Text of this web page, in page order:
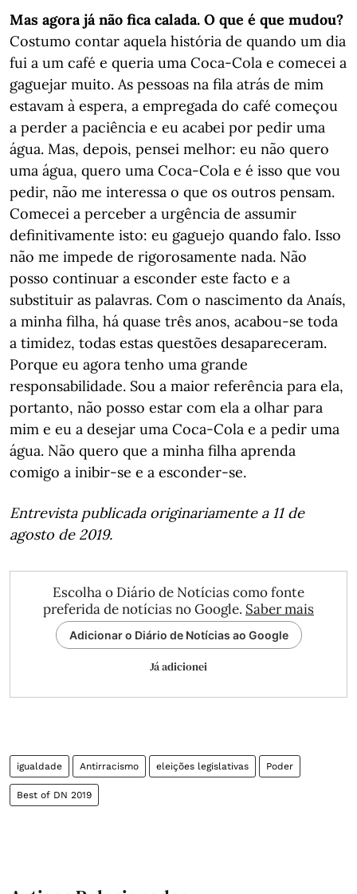
Mas agora já não fica calada. O que é que mudou?
Costumo contar aquela história de quando um dia
fui a um café e queria uma Coca-Cola e comecei a
gaguejar muito. As pessoas na fila atrás de mim
estavam à espera, a empregada do café começou
a perder a paciência e eu acabei por pedir uma
água. Mas, depois, pensei melhor: eu não quero
uma água, quero uma Coca-Cola e é isso que vou
pedir, não me interessa o que os outros pensam.
Comecei a perceber a urgência de assumir
definitivamente isto: eu gaguejo quando falo. Isso
não me impede de rigorosamente nada. Não
posso continuar a esconder este facto e a
substituir as palavras. Com o nascimento da Anaís,
a minha filha, há quase três anos, acabou-se toda
a timidez, todas estas questões desapareceram.
Porque eu agora tenho uma grande
responsabilidade. Sou a maior referência para ela,
portanto, não posso estar com ela a olhar para
mim e eu a desejar uma Coca-Cola e a pedir uma
água. Não quero que a minha filha aprenda
comigo a inibir-se e a esconder-se.
Entrevista publicada originariamente a 11 de
agosto de 2019.
Escolha o Diário de Notícias como fonte
preferida de notícias no Google. Saber mais
Adicionar o Diário de Notícias ao Google
Já adicionei
igualdade Antirracismo eleições legislativas Poder
Best of DN 2019